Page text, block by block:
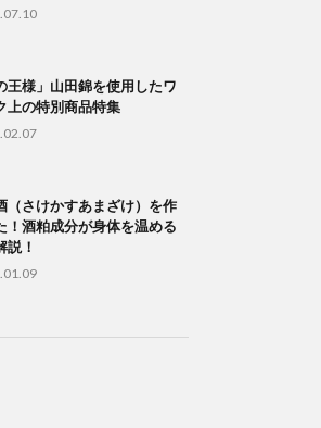
王様」山田錦を使用したワ
上の特別商品特集
（さけかすあまざけ）を作
！酒粕成分が身体を温める
説！